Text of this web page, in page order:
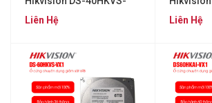
VX1
Liên Hệ
Liên Hệ